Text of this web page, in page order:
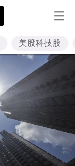
美股科技股